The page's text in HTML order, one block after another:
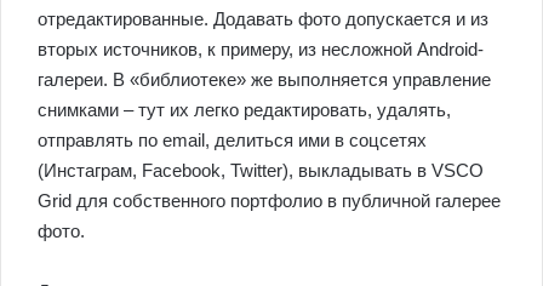
отредактированные. Додавать фото допускается и из
вторых источников, к примеру, из несложной Android-
галереи. В «библиотеке» же выполняется управление
снимками – тут их легко редактировать, удалять,
отправлять по email, делиться ими в соцсетях
(Инстаграм, Facebook, Twitter), выкладывать в VSCO
Grid для собственного портфолио в публичной галерее
фото.